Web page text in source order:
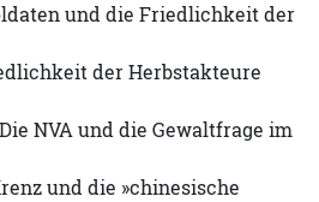
und die Friedlichkeit der
der Herbstakteure
NVA und die Gewaltfrage im
und die »chinesische